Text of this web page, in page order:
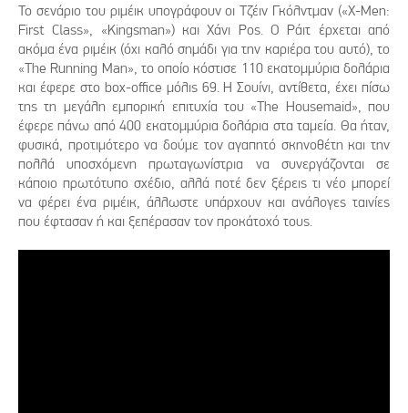
Το σενάριο του ριμέικ υπογράφουν οι Τζέιν Γκόλντμαν («X-Men:
First Class», «Kingsman») και Χάνι Ρος. Ο Ράιτ έρχεται από
ακόμα ένα ριμέικ (όχι καλό σημάδι για την καριέρα του αυτό), το
«The Running Man», το οποίο κόστισε 110 εκατομμύρια δολάρια
και έφερε στο box-office μόλις 69. Η Σουίνι, αντίθετα, έχει πίσω
της τη μεγάλη εμπορική επιτυχία του «The Housemaid», που
έφερε πάνω από 400 εκατομμύρια δολάρια στα ταμεία. Θα ήταν,
φυσικά, προτιμότερο να δούμε τον αγαπητό σκηνοθέτη και την
πολλά υποσχόμενη πρωταγωνίστρια να συνεργάζονται σε
κάποιο πρωτότυπο σχέδιο, αλλά ποτέ δεν ξέρεις τι νέο μπορεί
να φέρει ένα ριμέικ, άλλωστε υπάρχουν και ανάλογες ταινίες
που έφτασαν ή και ξεπέρασαν τον προκάτοχό τους.